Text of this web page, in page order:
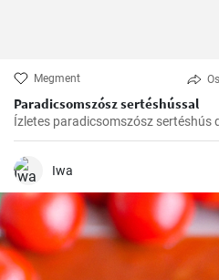
Megment
Paradicsomszósz sertéshússal
Ízletes paradicsomszósz sertéshús
Iwa